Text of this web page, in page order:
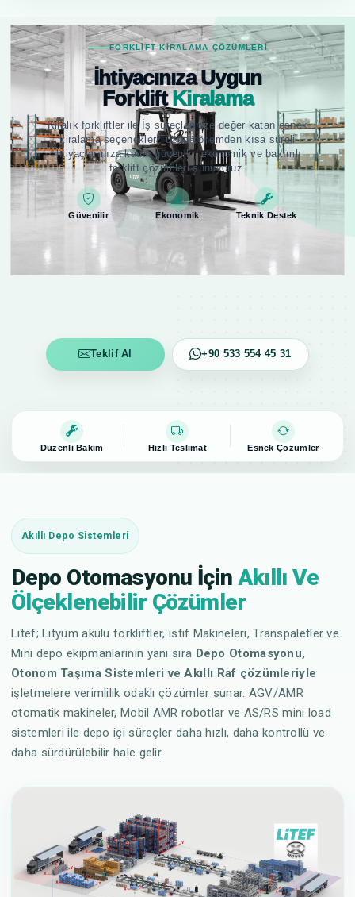
FORKLIFT KIRALAMA ÇÖZÜMLERI
İhtiyacınıza Uygun
ForkliftKiralama
Kiralık forkliftler ile İş süreçlerinize değer katan esnek
kiralama seçenekleri; uzun dönemden kısa süreli
ihtiyaçlarınıza kadar güvenilir, ekonomik ve bakımlı
forklift çözümleri sunuyoruz.
Güvenilir Ekonomik Teknik Destek
Teklif Al +90 533 554 45 31
Düzenli Bakım Hızlı Teslimat Esnek Çözümler
Akıllı Depo Sistemleri
Depo Otomasyonu İçin Akıllı Ve
Ölçeklenebilir Çözümler
Litef; Lityum akülü forkliftler, istif Makineleri, Transpaletler ve
Mini depo ekipmanlarının yanı sıra Depo Otomasyonu,
Otonom Taşıma Sistemleri ve Akıllı Raf çözümleriyle
işletmelere verimlilik odaklı çözümler sunar. AGV/AMR
otomatik makineler, Mobil AMR robotlar ve AS/RS mini load
sistemleri ile depo içi süreçler daha hızlı, daha kontrollü ve
daha sürdürülebilir hale gelir.